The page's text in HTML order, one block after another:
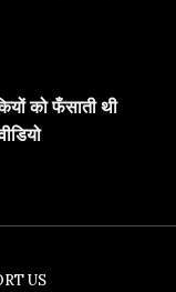
को फँसाती थी
US